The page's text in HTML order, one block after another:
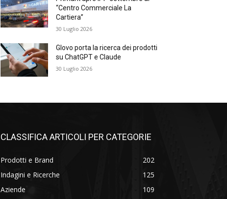
“Centro Commerciale La
Cartiera”
30 Luglio 2026
Glovo porta la ricerca dei prodotti
su ChatGPT e Claude
30 Luglio 2026
CLASSIFICA ARTICOLI PER CATEGORIE
Prodotti e Brand
202
Indagini e Ricerche
125
Aziende
109